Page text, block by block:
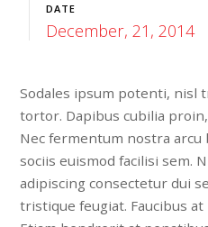
DATE
December, 21, 2014
Sodales ipsum potenti, nisl
tortor. Dapibus cubilia
Nec fermentum nostra
sociis euismod facilisi sem.
adipiscing consectetur dui
tristique feugiat. Faucibus